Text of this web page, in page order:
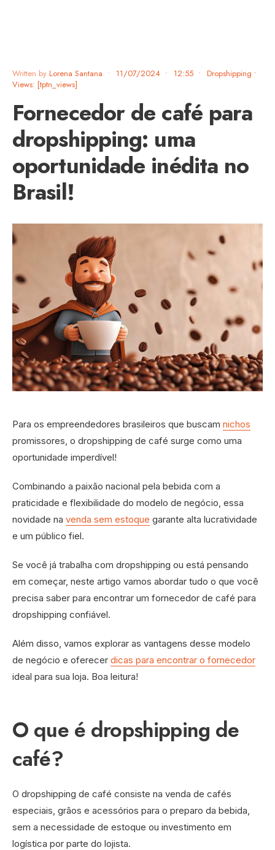
Written by Lorena Santana • 11/07/2024 • 12:55 • Dropshipping •
Views: [tptn_views]
Fornecedor de café para
dropshipping: uma
oportunidade inédita no
Brasil!
Para os empreendedores brasileiros que buscam nichos
promissores, o dropshipping de café surge como uma
oportunidade imperdível!
Combinando a paixão nacional pela bebida com a
praticidade e flexibilidade do modelo de negócio, essa
novidade na venda sem estoque garante alta lucratividade
e um público fiel.
Se você já trabalha com dropshipping ou está pensando
em começar, neste artigo vamos abordar tudo o que você
precisa saber para encontrar um fornecedor de café para
dropshipping confiável.
Além disso, vamos explorar as vantagens desse modelo
de negócio e oferecer dicas para encontrar o fornecedor
ideal para sua loja. Boa leitura!
O que é dropshipping de
café?
O dropshipping de café consiste na venda de cafés
especiais, grãos e acessórios para o preparo da bebida,
sem a necessidade de estoque ou investimento em
logística por parte do lojista.